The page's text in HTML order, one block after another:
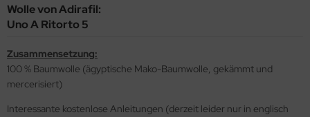
Wolle von Adirafil:
Uno A Ritorto 5
Zusammensetzung:
100 % Baumwolle (ägyptische Mako-Baumwolle, gekämmt und
mercerisiert)
Interessante kostenlose Anleitungen (derzeit leider nur in englisch